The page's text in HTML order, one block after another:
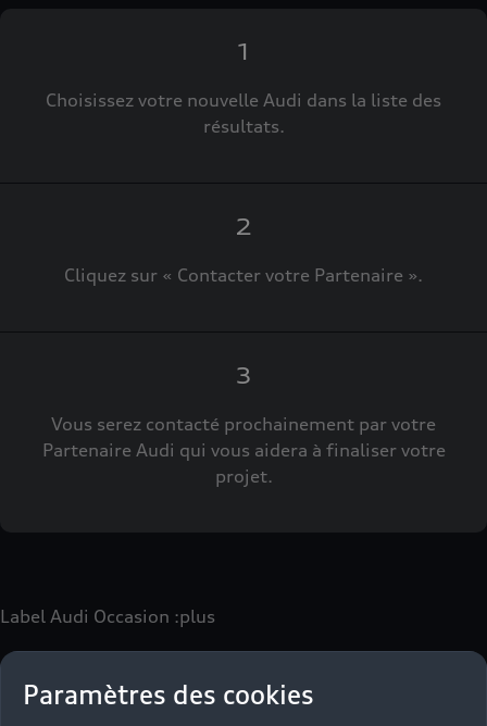
1
Choisissez votre nouvelle Audi dans la liste des
résultats.
2
Cliquez sur « Contacter votre Partenaire ».
3
Vous serez contacté prochainement par votre
Partenaire Audi qui vous aidera à finaliser votre
projet.
Label Audi Occasion :plus
Le label Audi Occasion:plusvous permet d’acquérir un
Paramètres des cookies